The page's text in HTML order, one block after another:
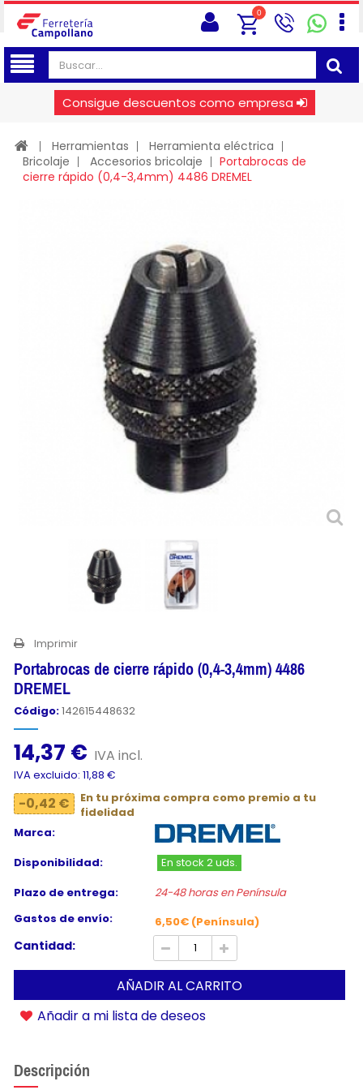
0
Consigue descuentos como empresa
Herramientas
Herramienta eléctrica
Bricolaje
Accesorios bricolaje
Portabrocas de
cierre rápido (0,4-3,4mm) 4486 DREMEL
Imprimir
Portabrocas de cierre rápido (0,4-3,4mm) 4486
DREMEL
Código:142615448632
14,37 € IVA incl.
IVA excluido: 11,88 €
-0,42 €
En tu próxima compra como premio a tu
fidelidad
Marca:
Disponibilidad:
En stock 2 uds.
Plazo de entrega:
24-48 horas en Península
Gastos de envío:
6,50€ (Península)
Cantidad:
AÑADIR AL CARRITO
Añadir a mi lista de deseos
Descripción